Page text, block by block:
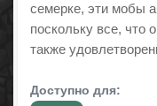
семерке, эти мобы
поскольку все, что
также
Доступно для: